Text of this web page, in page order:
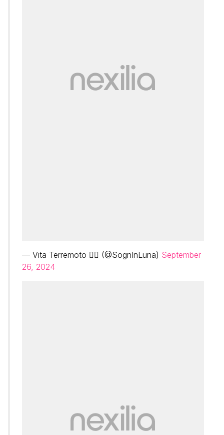
— Vita Terremoto ❤️‍🔥 (@SognInLuna) September
26, 2024